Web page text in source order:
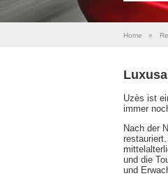
Home »
Uzès ist
immer
Nach der
und die
und